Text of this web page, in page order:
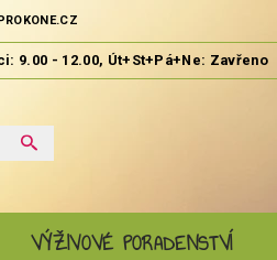
VÝŽIVOVÉ PORADENSTVÍ